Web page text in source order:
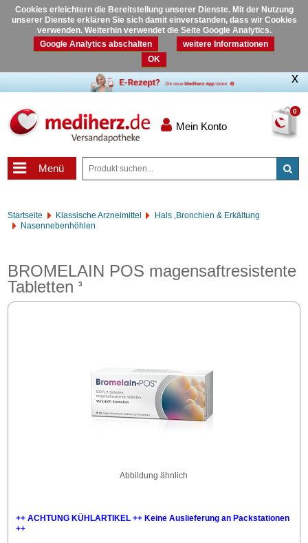
Cookies erleichtern die Bereitstellung unserer Dienste. Mit der Nutzung
unserer Dienste erklären Sie sich damit einverstanden, dass wir Cookies
verwenden. Weiterhin verwendet die Seite Google Analytics.
Google Analytics abschalten
weitere Informationen
OK
0
Mein Konto
Menü
Startseite Klassische Arzneimittel
Hals ,Bronchien & Erkältung
Nasennebenhöhlen
BROMELAIN POS magensaftresistente
Tabletten3
Abbildung ähnlich
++ ACHTUNG KÜHLARTIKEL ++ Keine Auslieferung an Packstationen
++